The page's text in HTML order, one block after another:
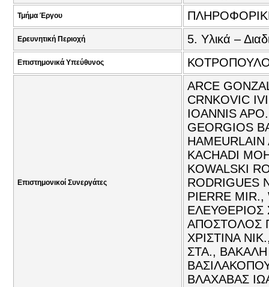
Τμήμα Έργου
Ερευνητική Περιοχή 5. Υλικά –
Επιστημονικά Υπεύθυνος
Επιστημονικοί Συνεργάτες
ARCE
CRNKOVIC
IOANNIS
GEORGIOS
KACHADI
KOWALSKI
RODRIGUES
PIERRE
ΕΛΕΥΘΕΡΙΟΣ
ΑΠΟΣΤΟΛΟΣ
ΧΡΙΣΤΙΝΑ
ΣΤΑ.,
ΒΛΑΧΑΒΑΣ